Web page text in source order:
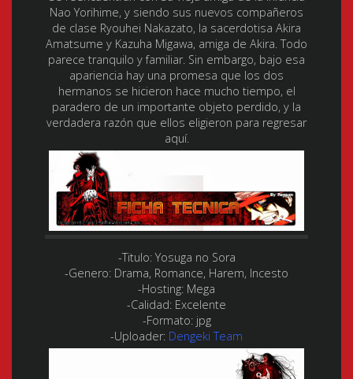
Nao Yorihime, y siendo sus nuevos compañeros
de clase Ryouhei Nakazato, la sacerdotisa Akira
Amatsume y Kazuha Migawa, amiga de Akira. Todo
parece tranquilo y familiar. Sin embargo, bajo esa
apariencia hay una promesa que los dos
hermanos se hicieron hace mucho tiempo, el
paradero de un importante objeto perdido, y la
verdadera razón que ellos eligieron para regresar
aquí.
-Titulo:Yosuga no Sora
-Genero: Drama, Romance, Harem, Incesto
-Hosting: Mega
-Calidad: Excelente
-Formato:jpg
-Uploader: Dengeki Team